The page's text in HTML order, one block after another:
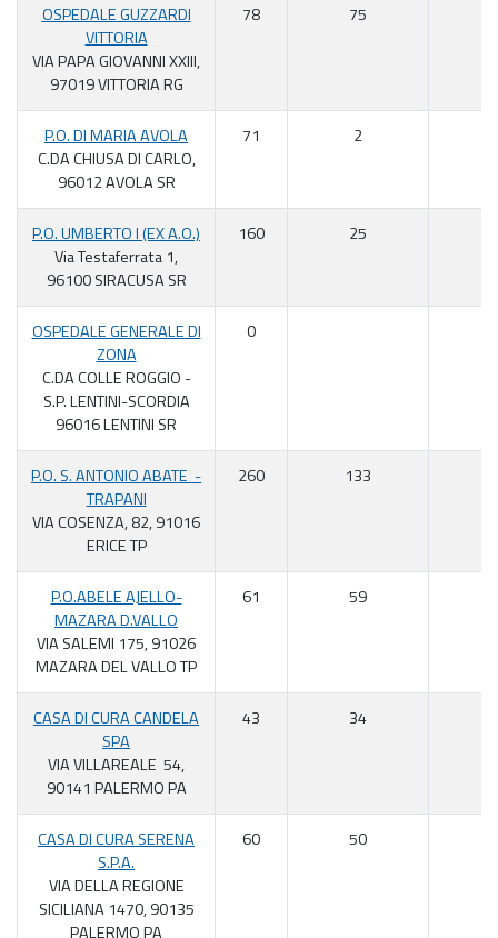
OSPEDALE GUZZARDI
VITTORIA
VIA PAPA GIOVANNI XXIII,
97019 VITTORIA RG
78 75
P.O. DI MARIA AVOLA
C.DA CHIUSA DI CARLO,
96012 AVOLA SR
71 2
P.O. UMBERTO I (EX A.O.)
Via Testaferrata 1,
96100 SIRACUSA SR
160 25
OSPEDALE GENERALE DI
ZONA
C.DA COLLE ROGGIO -
S.P. LENTINI-SCORDIA
96016 LENTINI SR
0
P.O. S. ANTONIO ABATE -
TRAPANI
VIA COSENZA, 82, 91016
ERICE TP
260 133
P.O.ABELE AJELLO-
MAZARA D.VALLO
VIA SALEMI 175, 91026
MAZARA DEL VALLO TP
61 59
CASA DI CURA CANDELA
SPA
VIA VILLAREALE 54,
90141 PALERMO PA
43 34
CASA DI CURA SERENA
S.P.A.
VIA DELLA REGIONE
SICILIANA 1470, 90135
PALERMO PA
60 50